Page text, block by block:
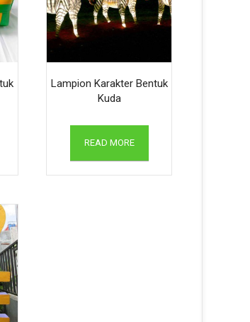
Lampion Karakter Bentuk
Kuda
READ MORE